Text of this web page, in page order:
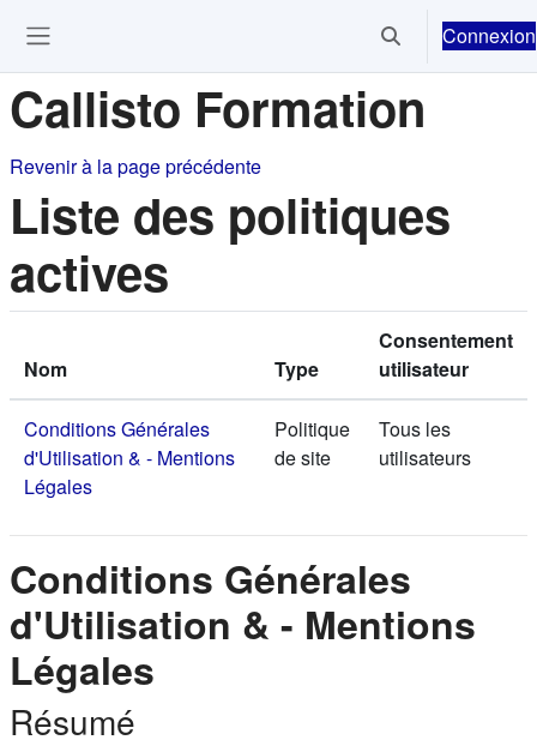
Activer/Connexion
Callisto Formation
Revenir à la page précédente
Liste des politiques
actives
Nom Type
Consentement
utilisateur
Conditions Générales
d'Utilisation & - Mentions
Légales
Politique
de site
Tous les
utilisateurs
Conditions Générales
d'Utilisation & - Mentions
Légales
Résumé